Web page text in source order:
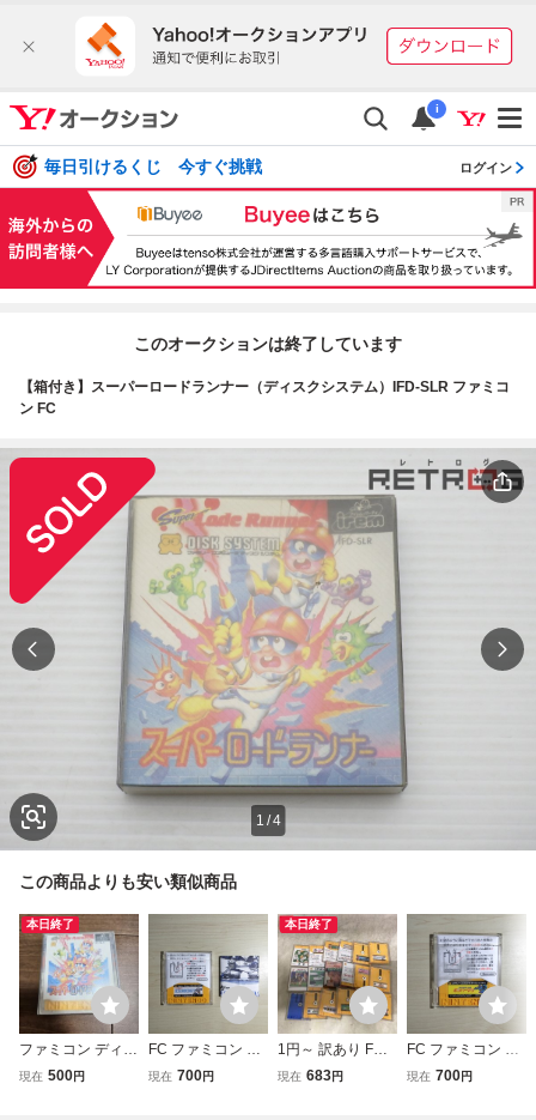
i
毎日引けるくじ 今すぐ挑戦 ログイン
このオークションは終了しています
【箱付き】スーパーロードランナー（ディスクシステム）IFD-SLR ファミコ
ン FC
1/4
この商品よりも安い類似商品
本日終了
ファミコン ディス
クシステム FC デ
現在 500円
FC ファミコン デ
ィスクシステム デ
現在 700円
本日終了
1円～ 訳あり FC
ファミコン ディス
現在 683円
FC ファミコン デ
ィスクシステム デ
現在 700円